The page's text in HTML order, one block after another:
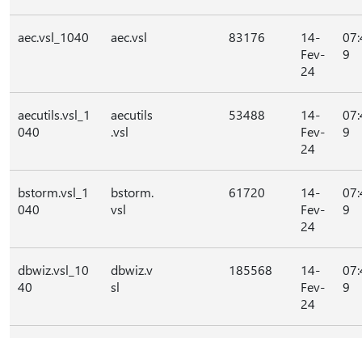
aec.vsl_1040 aec.vsl 83176
14-
Fev-
24
9
aecutils.vsl_1
040
aecutils
.vsl
53488
14-
Fev-
24
9
bstorm.vsl_1
040
bstorm.
vsl
61720
14-
Fev-
24
9
dbwiz.vsl_10
40
dbwiz.v
sl
185568
14-
Fev-
24
9